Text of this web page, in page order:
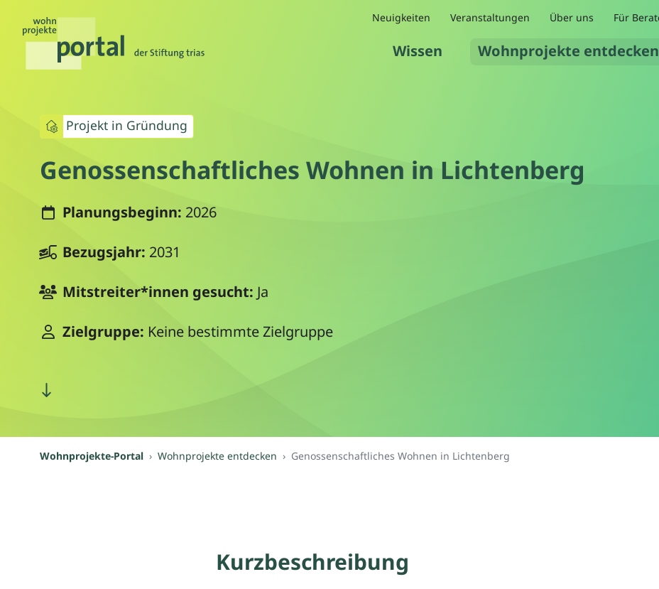
Wissen Wohnprojekte entdecken
Neuigkeiten Veranstaltungen Über uns Für
Projekt in Gründung
Genossenschaftliches Wohnen in Lichtenberg
Planungsbeginn: 2026
Bezugsjahr: 2031
Mitstreiter*innen gesucht: Ja
Zielgruppe: Keine bestimmte Zielgruppe
Wohnprojekte-Portal Wohnprojekte entdecken Genossenschaftliches Wohnen in Lichtenberg
Kurzbeschreibung